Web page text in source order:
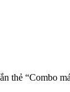
thẻ “Combo